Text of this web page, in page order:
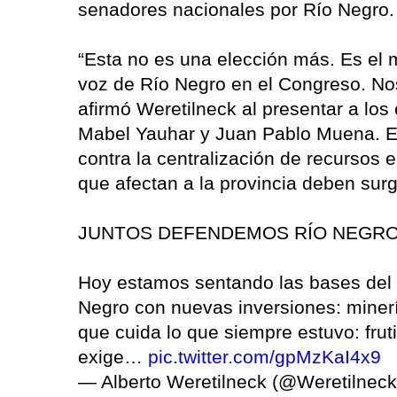
senadores nacionales por Río Negro.
“Esta no es una elección más. Es el
voz de Río Negro en el Congreso.
afirmó Weretilneck al presentar a
Mabel Yauhar y Juan Pablo Muena.
contra la centralización de recursos
que afectan a la provincia deben
JUNTOS DEFENDEMOS RÍO
Hoy estamos sentando las bases
Negro con nuevas inversiones:
que cuida lo que siempre estuvo:
exige… pic.twitter.com/gpMzKaI4x9
— Alberto Weretilneck